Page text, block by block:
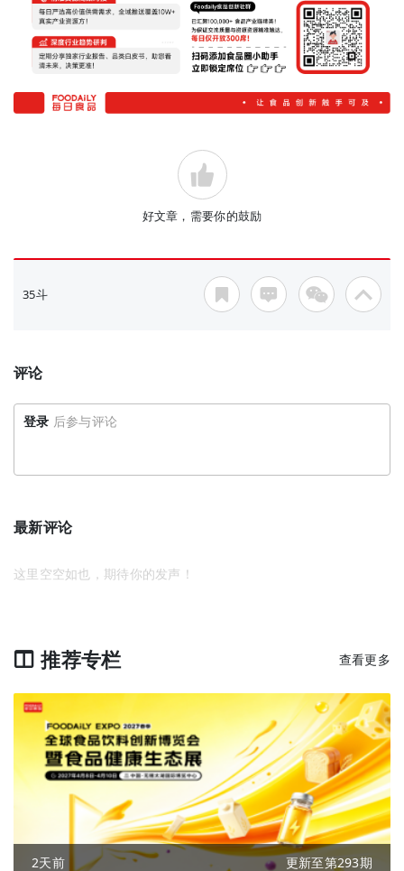
好文章，需要你的鼓励
35斗
评论
登录 后参与评论
最新评论
这里空空如也，期待你的发声！
推荐专栏 查看更多
2天前 更新至第293期